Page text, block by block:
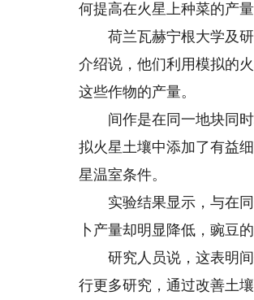
何提高在火星上种菜的产量
荷兰瓦赫宁根大学及研
介绍说，他们利用模拟的
这些作物的产量。
间作是在同一地块同时
拟火星土壤中添加了有益
星温室条件。
实验结果显示，与在同
卜产量却明显降低，豌豆
研究人员说，这表明间
行更多研究，通过改善土